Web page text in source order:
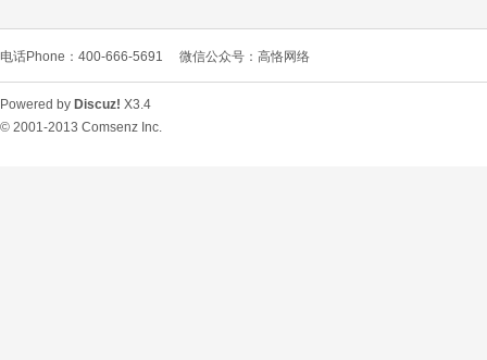
L
电话Phone：400-666-5691 微信公众号：高恪网络
Powered by Discuz! X3.4
© 2001-2013 Comsenz Inc.